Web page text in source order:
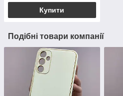
Купити
Подібні товари компанії